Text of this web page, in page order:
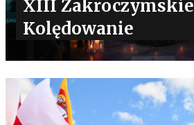
XIII Zakroczymskie
Kolędowanie